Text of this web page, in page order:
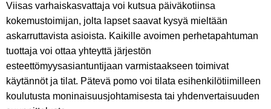
Viisas varhaiskasvattaja voi kutsua päiväkotiinsa
kokemustoimijan, jolta lapset saavat kysyä mieltään
askarruttavista asioista. Kaikille avoimen perhetapahtuman
tuottaja voi ottaa yhteyttä järjestön
esteettömyysasiantuntijaan varmistaakseen toimivat
käytännöt ja tilat. Pätevä pomo voi tilata esihenkilötiimilleen
koulutusta moninaisuusjohtamisesta tai yhdenvertaisuuden